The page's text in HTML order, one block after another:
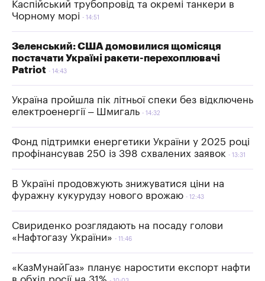
Каспійський трубопровід та окремі танкери в
Чорному морі
14:51
Зеленський: США домовилися щомісяця
постачати Україні ракети-перехоплювачі
Patriot
14:43
Україна пройшла пік літньої спеки без відключень
електроенергії – Шмигаль
14:32
Фонд підтримки енергетики України у 2025 році
профінансував 250 із 398 схвалених заявок
13:31
В Україні продовжують знижуватися ціни на
фуражну кукурудзу нового врожаю
12:43
Свириденко розглядають на посаду голови
«Нафтогазу України»
11:46
«КазМунайГаз» планує наростити експорт нафти